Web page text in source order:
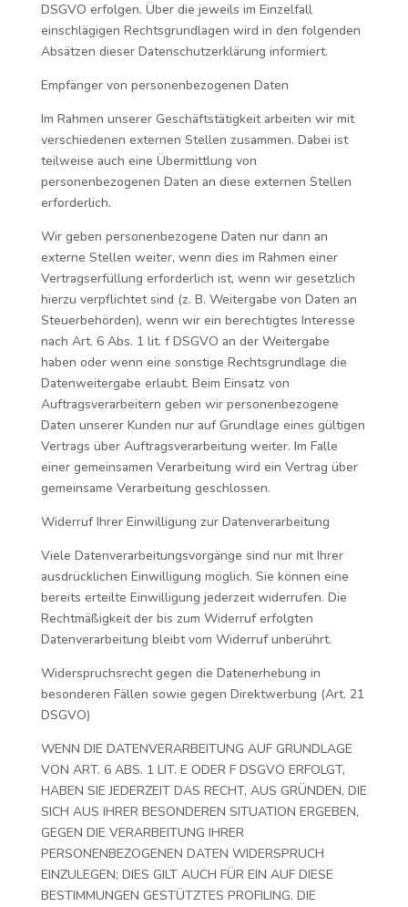
DSGVO erfolgen. Über die jeweils im Einzelfall
einschlägigen Rechtsgrundlagen wird in den folgenden
Absätzen dieser Datenschutzerklärung informiert.
Empfänger von personenbezogenen Daten
Im Rahmen unserer Geschäftstätigkeit arbeiten wir mit
verschiedenen externen Stellen zusammen. Dabei ist
teilweise auch eine Übermittlung von
personenbezogenen Daten an diese externen Stellen
erforderlich.
Wir geben personenbezogene Daten nur dann an
externe Stellen weiter, wenn dies im Rahmen einer
Vertragserfüllung erforderlich ist, wenn wir gesetzlich
hierzu verpflichtet sind (z. B. Weitergabe von Daten an
Steuerbehörden), wenn wir ein berechtigtes Interesse
nach Art. 6 Abs. 1 lit. f DSGVO an der Weitergabe
haben oder wenn eine sonstige Rechtsgrundlage die
Datenweitergabe erlaubt. Beim Einsatz von
Auftragsverarbeitern geben wir personenbezogene
Daten unserer Kunden nur auf Grundlage eines gültigen
Vertrags über Auftragsverarbeitung weiter. Im Falle
einer gemeinsamen Verarbeitung wird ein Vertrag über
gemeinsame Verarbeitung geschlossen.
Widerruf Ihrer Einwilligung zur Datenverarbeitung
Viele Datenverarbeitungsvorgänge sind nur mit Ihrer
ausdrücklichen Einwilligung möglich. Sie können eine
bereits erteilte Einwilligung jederzeit widerrufen. Die
Rechtmäßigkeit der bis zum Widerruf erfolgten
Datenverarbeitung bleibt vom Widerruf unberührt.
Widerspruchsrecht gegen die Datenerhebung in
besonderen Fällen sowie gegen Direktwerbung (Art. 21
DSGVO)
WENN DIE DATENVERARBEITUNG AUF GRUNDLAGE
VON ART. 6 ABS. 1 LIT. E ODER F DSGVO ERFOLGT,
HABEN SIE JEDERZEIT DAS RECHT, AUS GRÜNDEN, DIE
SICH AUS IHRER BESONDEREN SITUATION ERGEBEN,
GEGEN DIE VERARBEITUNG IHRER
PERSONENBEZOGENEN DATEN WIDERSPRUCH
EINZULEGEN; DIES GILT AUCH FÜR EIN AUF DIESE
BESTIMMUNGEN GESTÜTZTES PROFILING. DIE